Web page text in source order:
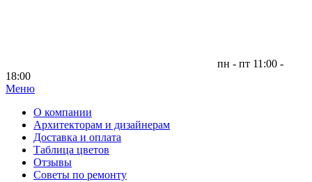
пн - пт 11:00 -
18:00
Меню|
О компании
Архитекторам и дизайнерам
Доставка и оплата
Таблица цветов
Отзывы
Советы по ремонту